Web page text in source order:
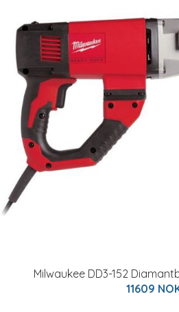
Milwaukee DD3-152
11609